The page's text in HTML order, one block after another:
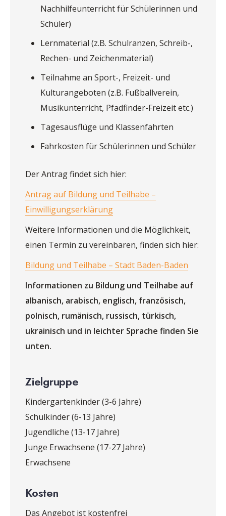
Nachhilfeunterricht für Schülerinnen und
Schüler)
Lernmaterial (z.B. Schulranzen, Schreib-,
Rechen- und Zeichenmaterial)
Teilnahme an Sport-, Freizeit- und
Kulturangeboten (z.B. Fußballverein,
Musikunterricht, Pfadfinder-Freizeit etc.)
Tagesausflüge und Klassenfahrten
Fahrkosten für Schülerinnen und Schüler
Der Antrag findet sich hier:
Antrag auf Bildung und Teilhabe –
Einwilligungserklärung
Weitere Informationen und die Möglichkeit,
einen Termin zu vereinbaren, finden sich hier:
Bildung und Teilhabe – Stadt Baden-Baden
Informationen zu Bildung und Teilhabe auf
albanisch, arabisch, englisch, französisch,
polnisch, rumänisch, russisch, türkisch,
ukrainisch und in leichter Sprache finden Sie
unten.
Zielgruppe
Kindergartenkinder (3-6 Jahre)
Schulkinder (6-13 Jahre)
Jugendliche (13-17 Jahre)
Junge Erwachsene (17-27 Jahre)
Erwachsene
Kosten
Das Angebot ist kostenfrei